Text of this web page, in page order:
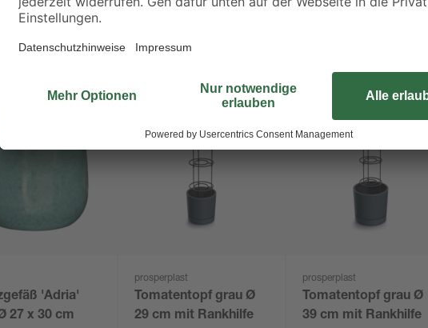
'Adria'
27 x 30 cm
prosperplast
Tomatentopf grau Ø
29 cm mit Rankhilfe
prosperplast
Tomatentopf grau Ø
39 cm mit Rankhilfe